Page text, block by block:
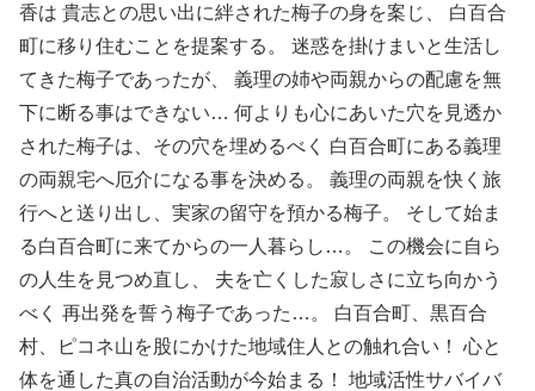
香は 貴志との思い出に絆された梅子の身を案じ、 白百合
町に移り住むことを提案する。 迷惑を掛けまいと生活し
てきた梅子であったが、 義理の姉や両親からの配慮を無
下に断る事はできない… 何よりも心にあいた穴を見透か
された梅子は、その穴を埋めるべく 白百合町にある義理
の両親宅へ厄介になる事を決める。 義理の両親を快く旅
行へと送り出し、実家の留守を預かる梅子。 そして始ま
る白百合町に来てからの一人暮らし…。 この機会に自ら
の人生を見つめ直し、 夫を亡くした寂しさに立ち向かう
べく 再出発を誓う梅子であった…。 白百合町、黒百合
村、ピコネ山を股にかけた地域住人との触れ合い！ 心と
体を通した真の自治活動が今始まる！ 地域活性サバイバ